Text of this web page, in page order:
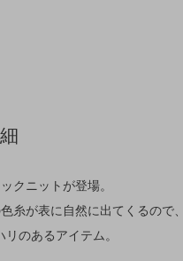
クニットが登場。
が表に自然に出てくるので
のあるアイテム。